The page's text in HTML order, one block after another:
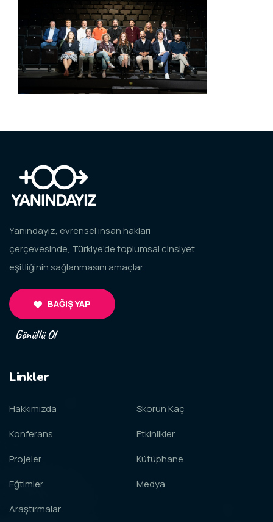
Yanındayız, evrensel insan hakları
çerçevesinde, Türkiye’de toplumsal cinsiyet
eşitliğinin sağlanmasını amaçlar.
BAĞIŞ YAP
Gönüllü Ol
Linkler
Hakkımızda
Konferans
Projeler
Eğtimler
Araştırmalar
Skorun Kaç
Etkinlikler
Kütüphane
Medya